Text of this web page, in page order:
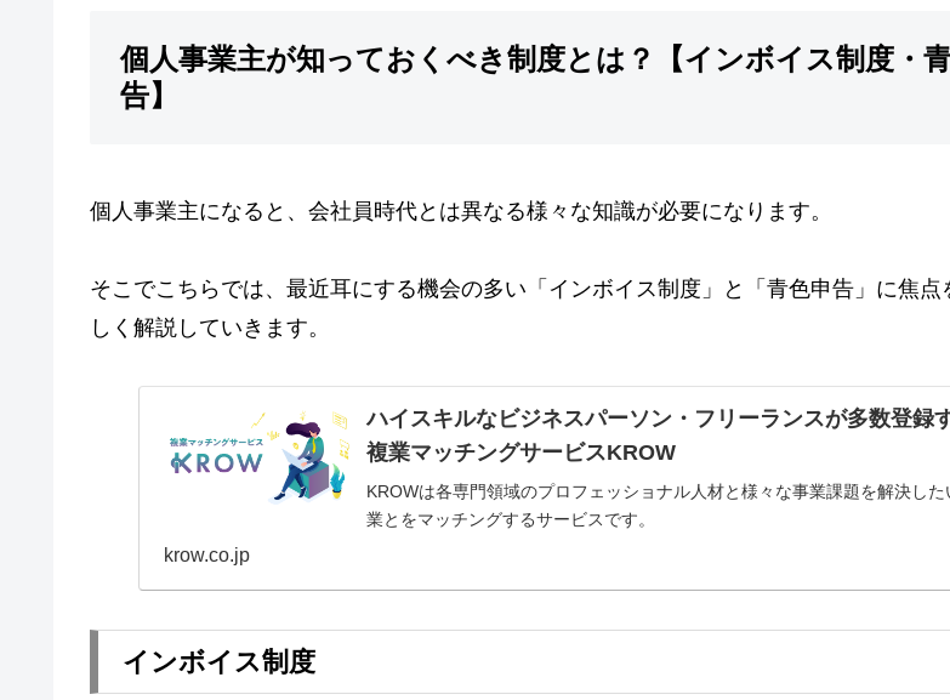
個人事業主が知っておくべき制度とは？【インボイス制度・
告】
個人事業主になると、会社員時代とは異なる様々な知識が必要になります。
そこでこちらでは、最近耳にする機会の多い「インボイス制度」と「青色申告」に焦点
しく解説していきます。
ハイスキルなビジネスパーソン・フリーランスが多数登録
複業マッチングサービスKROW
KROWは各専門領域のプロフェッショナル人材と様々な事業課題を解決した
業とをマッチングするサービスです。
krow.co.jp
インボイス制度